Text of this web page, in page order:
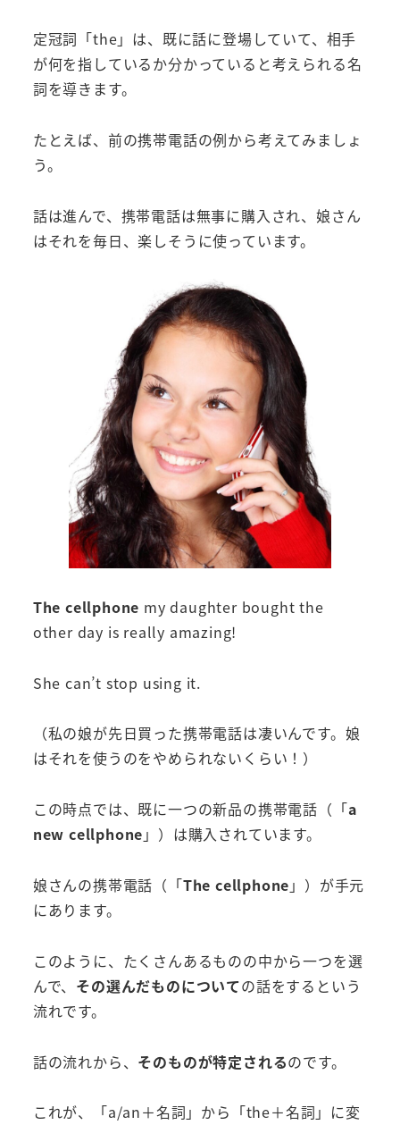
定冠詞「the」は、既に話に登場していて、相手
が何を指しているか分かっていると考えられる名
詞を導きます。
たとえば、前の携帯電話の例から考えてみましょ
う。
話は進んで、携帯電話は無事に購入され、娘さん
はそれを毎日、楽しそうに使っています。
The cellphone my daughter bought the
other day is really amazing!
She can’t stop using it.
（私の娘が先日買った携帯電話は凄いんです。娘
はそれを使うのをやめられないくらい！）
この時点では、既に一つの新品の携帯電話（「a
new cellphone 」）は購入されています。
娘さんの携帯電話（「The cellphone 」）が手元
にあります。
このように、たくさんあるものの中から一つを選
んで、 その選んだものについての話をするという
流れです。
話の流れから、 そのものが特定されるのです。
これが、「a/an＋名詞」から「the＋名詞」に変